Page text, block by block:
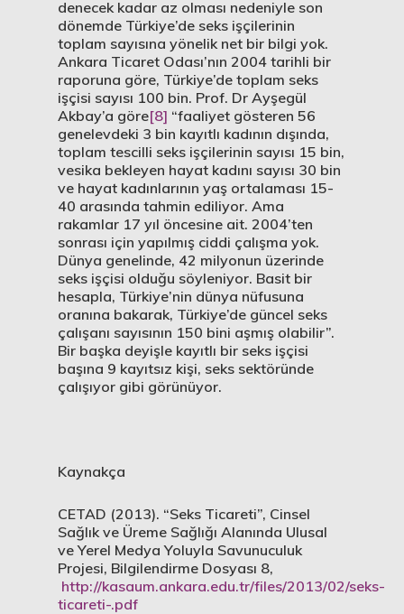
denecek kadar az olması nedeniyle son
dönemde Türkiye’de seks işçilerinin
toplam sayısına yönelik net bir bilgi yok.
Ankara Ticaret Odası’nın 2004 tarihli bir
raporuna göre, Türkiye’de toplam seks
işçisi sayısı 100 bin. Prof. Dr Ayşegül
Akbay’a göre[8] “faaliyet gösteren 56
genelevdeki 3 bin kayıtlı kadının dışında,
toplam tescilli seks işçilerinin sayısı 15 bin,
vesika bekleyen hayat kadını sayısı 30 bin
ve hayat kadınlarının yaş ortalaması 15-
40 arasında tahmin ediliyor. Ama
rakamlar 17 yıl öncesine ait. 2004’ten
sonrası için yapılmış ciddi çalışma yok.
Dünya genelinde, 42 milyonun üzerinde
seks işçisi olduğu söyleniyor. Basit bir
hesapla, Türkiye’nin dünya nüfusuna
oranına bakarak, Türkiye’de güncel seks
çalışanı sayısının 150 bini aşmış olabilir”.
Bir başka deyişle kayıtlı bir seks işçisi
başına 9 kayıtsız kişi, seks sektöründe
çalışıyor gibi görünüyor.
Kaynakça
CETAD (2013). “Seks Ticareti”, Cinsel
Sağlık ve Üreme Sağlığı Alanında Ulusal
ve Yerel Medya Yoluyla Savunuculuk
Projesi, Bilgilendirme Dosyası 8,
http://kasaum.ankara.edu.tr/files/2013/02/seks-
ticareti-.pdf